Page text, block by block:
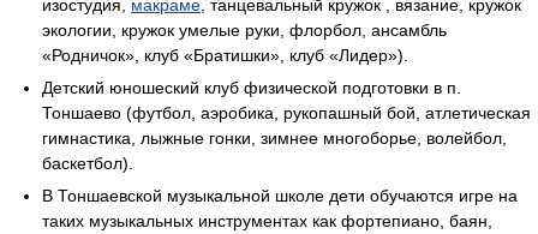
изостудия, макраме , танцевальный кружок , вязание, кружок
экологии, кружок умелые руки, флорбол, ансамбль
«Родничок», клуб «Братишки», клуб «Лидер»).
Детский юношеский клуб физической подготовки в п.
Тоншаево (футбол, аэробика, рукопашный бой, атлетическая
гимнастика, лыжные гонки, зимнее многоборье, волейбол,
баскетбол).
В Тоншаевской музыкальной школе дети обучаются игре на
таких музыкальных инструментах как фортепиано, баян,